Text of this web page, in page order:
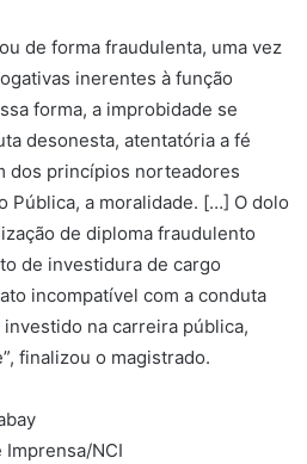
de forma fraudulenta, uma vez
inerentes à função
forma, a improbidade se
desonesta, atentatória a fé
dos princípios norteadores
Pública, a moralidade. […] O dolo
de diploma fraudulento
de investidura de cargo
incompatível com a conduta
na carreira pública,
finalizou o magistrado.
NCI